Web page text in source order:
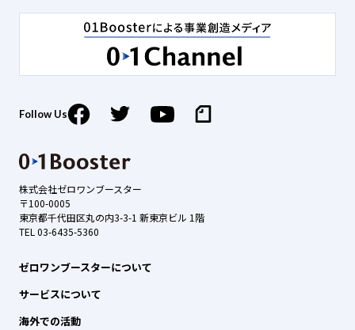
株式会社ゼロワンブースター
〒100-0005
東京都千代田区丸の内3-3-1 新東京ビル 1階
TEL 03-6435-5360
ゼロワンブースターについて
サービスについて
海外での活動
Follow Us